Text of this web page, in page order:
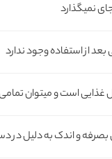
نمیگذارد
بعد از استفاده وجود ندارد
است و میتوان
و اندک به دلیل در